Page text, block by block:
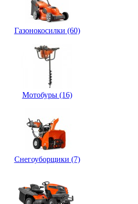
Газонокосилки (60)
Мотобуры (16)
Снегоуборщики (7)